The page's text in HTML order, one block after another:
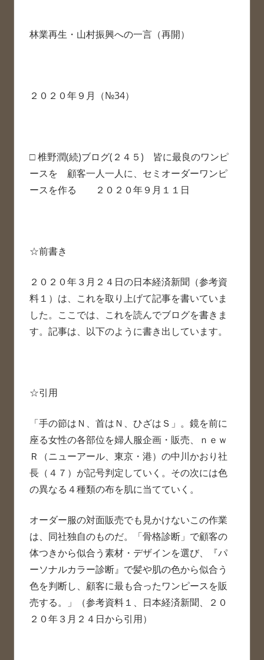
林業再生・山村振興への一言（再開）
２０２０年９月（№34）
□ 椎野潤(続)ブログ(２４５) 皆に最良のワンピ
ースを 顧客一人一人に、セミオーダーワンピ
ースを作る ２０２０年９月１１日
☆前書き
２０２０年３月２４日の日本経済新聞（参考資
料１）は、これを取り上げて記事を書いていま
した。ここでは、これを読んでブログを書きま
す。記事は、以下のように書き出しています。
☆引用
「手の節はＮ、首はＮ、ひざはＳ」。鏡を前に
座る女性の各部位を婦人服企画・販売、ｎｅｗ
Ｒ（ニューアール、東京・港）の中川かおり社
長（４７）が記号判定していく。その次には色
の異なる４種類の布を肌に当てていく。
オーダー服の対面販売でも見かけないこの作業
は、同社独自のものだ。「骨格診断」で顧客の
体つきから似合う素材・デザインを選び、『パ
ーソナルカラー診断』で髪や肌の色から似合う
色を判断し、顧客に最も合ったワンピースを販
売する。」（参考資料１、日本経済新聞、２０
２０年３月２４日から引用）